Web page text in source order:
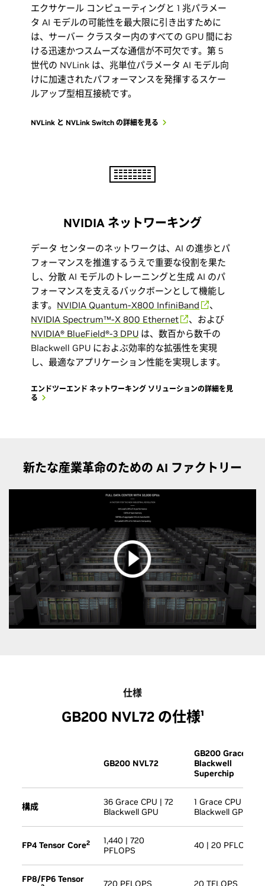
エクサケール コンピューティングと 1 兆パラメー
タ AI モデルの可能性を最大限に引き出すために
は、サーバー クラスター内のすべての GPU 間にお
ける迅速かつスムーズな通信が不可欠です。第 5
世代の NVLink は、兆単位パラメータ AI モデル向
けに加速されたパフォーマンスを発揮するスケー
ルアップ型相互接続です。
NVLink と NVLink Switch の詳細を見る
NVIDIA ネットワーキング
データ センターのネットワークは、AI の進歩とパ
フォーマンスを推進するうえで重要な役割を果た
し、分散 AI モデルのトレーニングと生成 AI のパ
フォーマンスを支えるバックボーンとして機能し
ます。 NVIDIA Quantum-X800 InfiniBand
、
NVIDIA Spectrum™-X 800 Ethernet
、および
NVIDIA® BlueField®-3 DPU は、数百から数千の
Blackwell GPU におよぶ効率的な拡張性を実現
し、最適なアプリケーション性能を実現します。
エンドツーエンド ネットワーキング ソリューションの詳細を見
る
新たな産業革命のための AI ファクトリー
仕様
GB200 NVL72 の仕様¹
GB200 NVL72
GB200 Grace
Blackwell
Superchip
構成
36 Grace CPU | 72
Blackwell GPU
1 Grace CPU | 2
Blackwell GPU
FP4 Tensor Core2
1,440 | 720
PFLOPS
40 | 20 PFLOPS
FP8/FP6 Tensor
720 PFLOPS 20 TFLOPS